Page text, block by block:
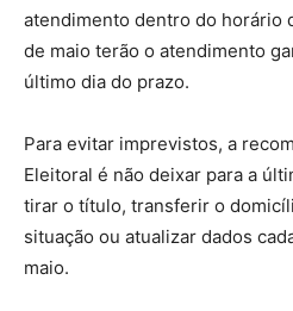
atendimento dentro do horário
de maio terão o atendimento
último dia do prazo.
Para evitar imprevistos, a
Eleitoral é não deixar para a
tirar o título, transferir o
situação ou atualizar dados
maio.